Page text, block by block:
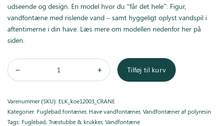
udseende og design. En model hvor du “får det hele”: Figur,
vandfontæne med rislende vand – samt hyggeligt oplyst vandspil i
aftentimerne i din have. Læs mere om modellen nedenfor her på
siden.
Tilføj til kurv
Varenummer (SKU): ELK_koe12003_CRANE
Kategorier: Fuglebad fontæner, Have vandfontæner, Vandfontæner af polyresin
Tags: Fuglebad, Træstubbe & krukker, Vandfontæne